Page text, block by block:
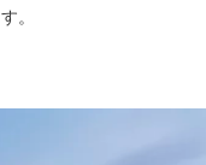
。